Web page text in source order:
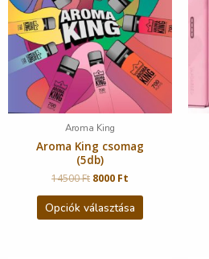
Aroma King
Aroma King csomag
(5db)
14500Ft 8000 Ft
Opciók választása